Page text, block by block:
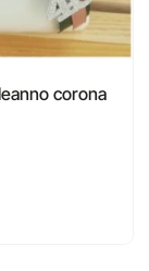
corona